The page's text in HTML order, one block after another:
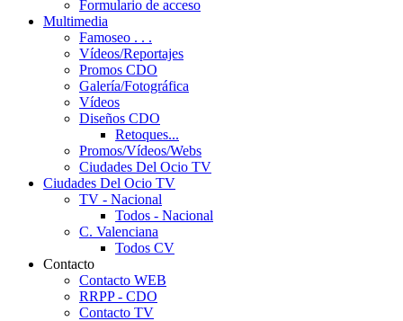
Formulario de acceso
Multimedia
Famoseo . . .
Vídeos/Reportajes
Promos CDO
Galería/Fotográfica
Vídeos
Diseños CDO
Retoques...
Promos/Vídeos/Webs
Ciudades Del Ocio TV
Ciudades Del Ocio TV
TV - Nacional
Todos - Nacional
C. Valenciana
Todos CV
Contacto
Contacto WEB
RRPP - CDO
Contacto TV